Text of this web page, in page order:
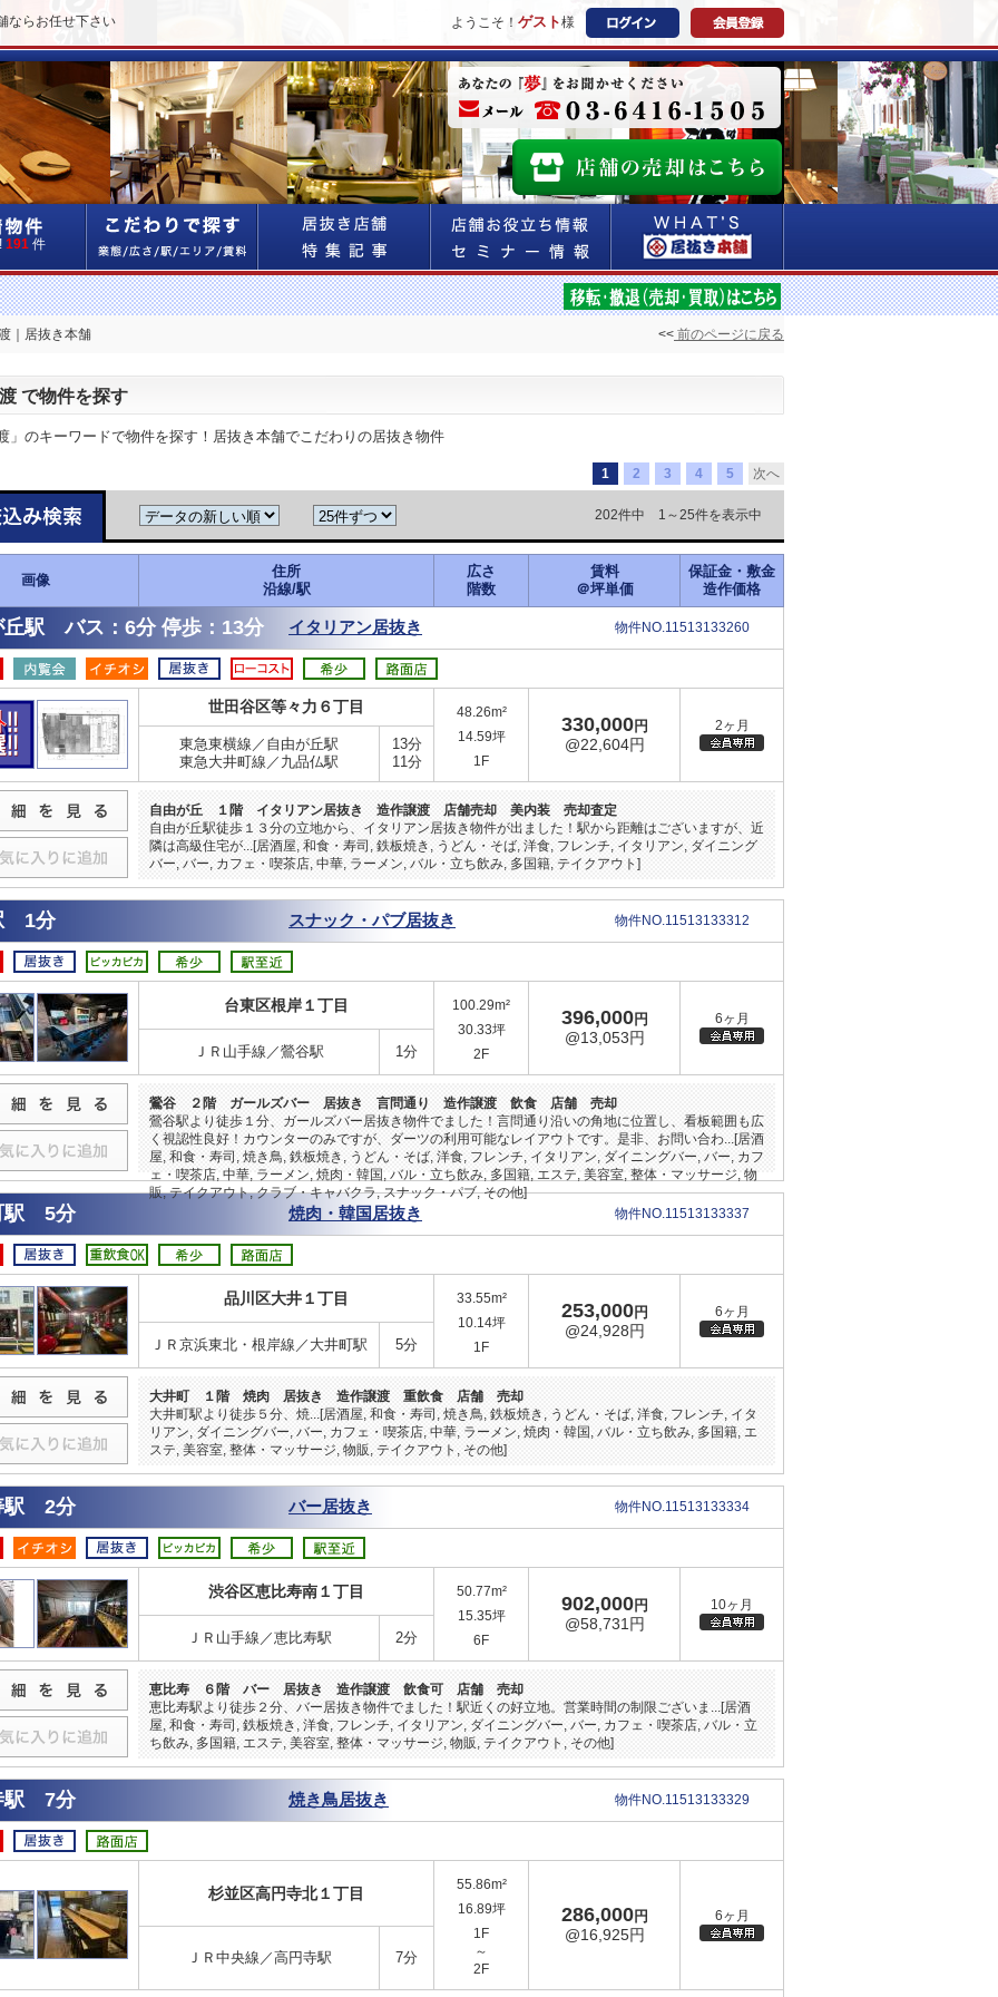
ならお任せ下さい ようこそ！ ゲスト様
191 件
｜居抜き本舗 << 前のページに戻る
で物件を探す
」のキーワードで物件を探す！居抜き本舗でこだわりの居抜き物件
1 2 3 4 5 次へ
202件中 1～25件を表示中
画像
住所
沿線/駅
広さ
階数
賃料
＠坪単価
保証金・敷金
造作価格
丘駅 バス：6分 停歩：13分 イタリアン居抜き 物件NO.11513133260
世田谷区等々力６丁目
48.26m²
14.59坪
1F
330,000円
@22,604円
2ヶ月
東急東横線／自由が丘駅
東急大井町線／九品仏駅
13分
11分
自由が丘 １階 イタリアン居抜き 造作譲渡 店舗売却 美内装 売却査定
自由が丘駅徒歩１３分の立地から、イタリアン居抜き物件が出ました！駅から距離はございますが、近
隣は高級住宅が...[居酒屋, 和食・寿司, 鉄板焼き, うどん・そば, 洋食, フレンチ, イタリアン, ダイニング
バー, バー, カフェ・喫茶店, 中華, ラーメン, バル・立ち飲み, 多国籍, テイクアウト]
1分 スナック・パブ居抜き 物件NO.11513133312
台東区根岸１丁目
100.29m²
30.33坪
2F
396,000円
@13,053円
6ヶ月
ＪＲ山手線／鶯谷駅 1分
鶯谷 ２階 ガールズバー 居抜き 言問通り 造作譲渡 飲食 店舗 売却
鶯谷駅より徒歩１分、ガールズバー居抜き物件でました！言問通り沿いの角地に位置し、看板範囲も広
く視認性良好！カウンターのみですが、ダーツの利用可能なレイアウトです。是非、お問い合わ...[居酒
屋, 和食・寿司, 焼き鳥, 鉄板焼き, うどん・そば, 洋食, フレンチ, イタリアン, ダイニングバー, バー, カフ
ェ・喫茶店, 中華, ラーメン, 焼肉・韓国, バル・立ち飲み, 多国籍, エステ, 美容室, 整体・マッサージ, 物
販, テイクアウト, クラブ・キャバクラ, スナック・パブ, その他]
駅 5分 焼肉・韓国居抜き 物件NO.11513133337
品川区大井１丁目
33.55m²
10.14坪
1F
253,000円
@24,928円
6ヶ月
ＪＲ京浜東北・根岸線／大井町駅 5分
大井町 １階 焼肉 居抜き 造作譲渡 重飲食 店舗 売却
大井町駅より徒歩５分、焼...[居酒屋, 和食・寿司, 焼き鳥, 鉄板焼き, うどん・そば, 洋食, フレンチ, イタ
リアン, ダイニングバー, バー, カフェ・喫茶店, 中華, ラーメン, 焼肉・韓国, バル・立ち飲み, 多国籍, エ
ステ, 美容室, 整体・マッサージ, 物販, テイクアウト, その他]
駅 2分 バー居抜き 物件NO.11513133334
渋谷区恵比寿南１丁目
50.77m²
15.35坪
6F
902,000円
@58,731円
10ヶ月
ＪＲ山手線／恵比寿駅 2分
恵比寿 ６階 バー 居抜き 造作譲渡 飲食可 店舗 売却
恵比寿駅より徒歩２分、バー居抜き物件でました！駅近くの好立地。営業時間の制限ございま...[居酒
屋, 和食・寿司, 鉄板焼き, 洋食, フレンチ, イタリアン, ダイニングバー, バー, カフェ・喫茶店, バル・立
ち飲み, 多国籍, エステ, 美容室, 整体・マッサージ, 物販, テイクアウト, その他]
駅 7分 焼き鳥居抜き 物件NO.11513133329
杉並区高円寺北１丁目
55.86m²
16.89坪
1F
～
2F
286,000円
@16,925円
6ヶ月
ＪＲ中央線／高円寺駅 7分